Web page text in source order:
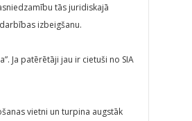
tās juridiskajā
izbeigšanu.
Ja patērētāji jau ir cietuši no SIA
vietni un turpina augstāk